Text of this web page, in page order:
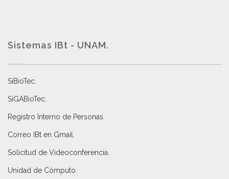
Sistemas IBt - UNAM.
SiBioTec
SiGABioTec.
Registro Interno de Personas
Correo IBt en Gmail
Solicitud de Videoconferencia.
Unidad de Cómputo